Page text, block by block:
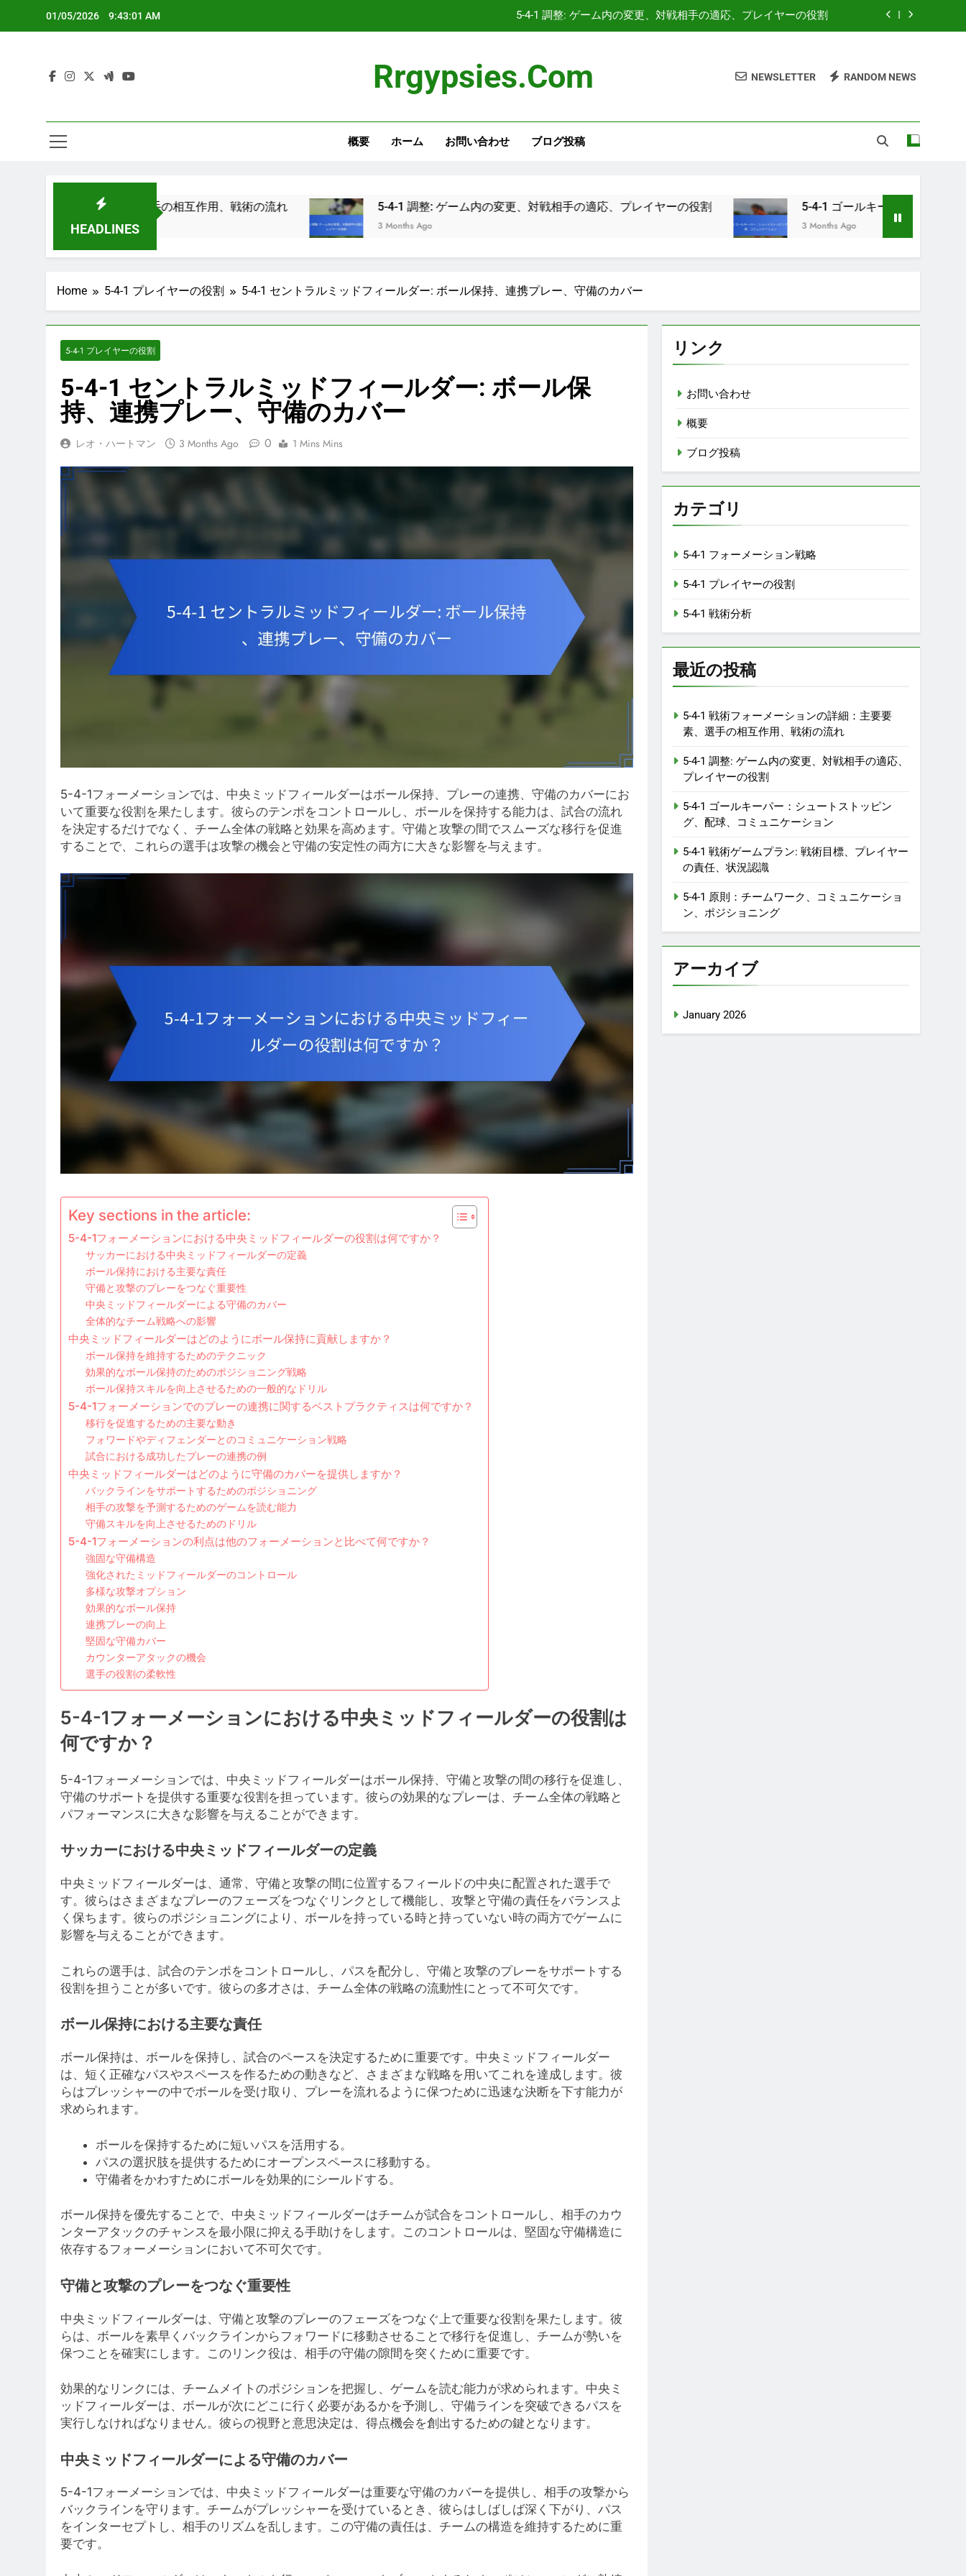
01/05/2026 9:43:03 AM 5-4-1 調整: ゲーム内の変更、対戦相手の適応、プレイヤーの役割
5-4-1 戦術ゲームプラン: 戦術目標、プレイヤーの責任、状況認識
5-4-1 調整: ゲーム内の変更、対戦相手の適応、プレイヤーの役割
5-4-1 戦術ゲームプラン: 戦術目標、プレイヤーの責任、状況認識
Rrgypsies.com NEWSLETTER RANDOM NEWS
概要 ホーム お問い合わせ ブログ投稿
HEADLINES
要素、選手の相互作用、戦術の流れ 5-4-1 調整: ゲーム内の変更、対戦相手の適応、プレイヤーの役割
3 Months Ago
5-4-1 ゴールキーパー：シュートストッピング
3 Months Ago
Home 5-4-1 プレイヤーの役割 5-4-1 セントラルミッドフィールダー: ボール保持、連携プレー、守備のカバー
5-4-1 プレイヤーの役割
5-4-1 セントラルミッドフィールダー: ボール保
持、連携プレー、守備のカバー
レオ・ハートマン 3 Months Ago 0 1 Mins Mins
5-4-1フォーメーションでは、中央ミッドフィールダーはボール保持、プレーの連携、守備のカバーにお
いて重要な役割を果たします。彼らのテンポをコントロールし、ボールを保持する能力は、試合の流れ
を決定するだけでなく、チーム全体の戦略と効果を高めます。守備と攻撃の間でスムーズな移行を促進
することで、これらの選手は攻撃の機会と守備の安定性の両方に大きな影響を与えます。
Key sections in the article:
5-4-1フォーメーションにおける中央ミッドフィールダーの役割は何ですか？
サッカーにおける中央ミッドフィールダーの定義
ボール保持における主要な責任
守備と攻撃のプレーをつなぐ重要性
中央ミッドフィールダーによる守備のカバー
全体的なチーム戦略への影響
中央ミッドフィールダーはどのようにボール保持に貢献しますか？
ボール保持を維持するためのテクニック
効果的なボール保持のためのポジショニング戦略
ボール保持スキルを向上させるための一般的なドリル
5-4-1フォーメーションでのプレーの連携に関するベストプラクティスは何ですか？
移行を促進するための主要な動き
フォワードやディフェンダーとのコミュニケーション戦略
試合における成功したプレーの連携の例
中央ミッドフィールダーはどのように守備のカバーを提供しますか？
バックラインをサポートするためのポジショニング
相手の攻撃を予測するためのゲームを読む能力
守備スキルを向上させるためのドリル
5-4-1フォーメーションの利点は他のフォーメーションと比べて何ですか？
強固な守備構造
強化されたミッドフィールダーのコントロール
多様な攻撃オプション
効果的なボール保持
連携プレーの向上
堅固な守備カバー
カウンターアタックの機会
選手の役割の柔軟性
5-4-1フォーメーションにおける中央ミッドフィールダーの役割は
何ですか？
5-4-1フォーメーションでは、中央ミッドフィールダーはボール保持、守備と攻撃の間の移行を促進し、
守備のサポートを提供する重要な役割を担っています。彼らの効果的なプレーは、チーム全体の戦略と
パフォーマンスに大きな影響を与えることができます。
サッカーにおける中央ミッドフィールダーの定義
中央ミッドフィールダーは、通常、守備と攻撃の間に位置するフィールドの中央に配置された選手で
す。彼らはさまざまなプレーのフェーズをつなぐリンクとして機能し、攻撃と守備の責任をバランスよ
く保ちます。彼らのポジショニングにより、ボールを持っている時と持っていない時の両方でゲームに
影響を与えることができます。
これらの選手は、試合のテンポをコントロールし、パスを配分し、守備と攻撃のプレーをサポートする
役割を担うことが多いです。彼らの多才さは、チーム全体の戦略の流動性にとって不可欠です。
ボール保持における主要な責任
ボール保持は、ボールを保持し、試合のペースを決定するために重要です。中央ミッドフィールダー
は、短く正確なパスやスペースを作るための動きなど、さまざまな戦略を用いてこれを達成します。彼
らはプレッシャーの中でボールを受け取り、プレーを流れるように保つために迅速な決断を下す能力が
求められます。
ボールを保持するために短いパスを活用する。
パスの選択肢を提供するためにオープンスペースに移動する。
守備者をかわすためにボールを効果的にシールドする。
ボール保持を優先することで、中央ミッドフィールダーはチームが試合をコントロールし、相手のカウ
ンターアタックのチャンスを最小限に抑える手助けをします。このコントロールは、堅固な守備構造に
依存するフォーメーションにおいて不可欠です。
守備と攻撃のプレーをつなぐ重要性
中央ミッドフィールダーは、守備と攻撃のプレーのフェーズをつなぐ上で重要な役割を果たします。彼
らは、ボールを素早くバックラインからフォワードに移動させることで移行を促進し、チームが勢いを
保つことを確実にします。このリンク役は、相手の守備の隙間を突くために重要です。
効果的なリンクには、チームメイトのポジションを把握し、ゲームを読む能力が求められます。中央ミ
ッドフィールダーは、ボールが次にどこに行く必要があるかを予測し、守備ラインを突破できるパスを
実行しなければなりません。彼らの視野と意思決定は、得点機会を創出するための鍵となります。
中央ミッドフィールダーによる守備のカバー
5-4-1フォーメーションでは、中央ミッドフィールダーは重要な守備のカバーを提供し、相手の攻撃から
バックラインを守ります。チームがプレッシャーを受けているとき、彼らはしばしば深く下がり、パス
をインターセプトし、相手のリズムを乱します。この守備の責任は、チームの構造を維持するために重
要です。
リンク
お問い合わせ
概要
ブログ投稿
カテゴリ
5-4-1 フォーメーション戦略
5-4-1 プレイヤーの役割
5-4-1 戦術分析
最近の投稿
5-4-1 戦術フォーメーションの詳細：主要要
素、選手の相互作用、戦術の流れ
5-4-1 調整: ゲーム内の変更、対戦相手の適応、
プレイヤーの役割
5-4-1 ゴールキーパー：シュートストッピン
グ、配球、コミュニケーション
5-4-1 戦術ゲームプラン: 戦術目標、プレイヤー
の責任、状況認識
5-4-1 原則：チームワーク、コミュニケーショ
ン、ポジショニング
アーカイブ
January 2026